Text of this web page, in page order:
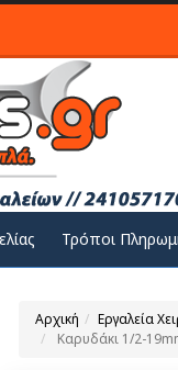
Τρόποι
Αρχική Εργαλεία
Καρυδάκι 1/2-